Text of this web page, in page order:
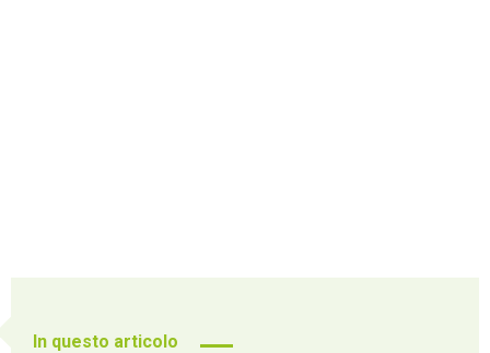
In questo articolo